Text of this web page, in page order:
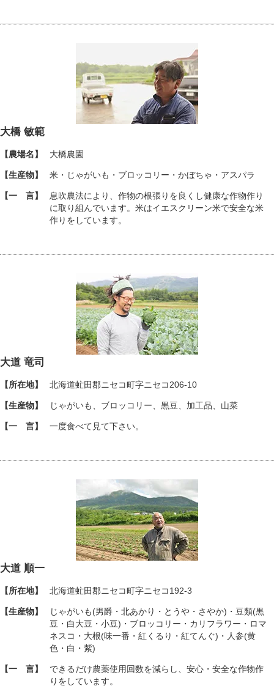
大橋 敏範
【農場名】 大橋農園
【生産物】 米・じゃがいも・ブロッコリー・かぼちゃ・アスパラ
【一 言】
息吹農法により、作物の根張りを良くし健康な作物作り
に取り組んでいます。米はイエスクリーン米で安全な米
作りをしています。
大道 竜司
【所在地】 北海道虻田郡ニセコ町字ニセコ206-10
【生産物】 じゃがいも、ブロッコリー、黒豆、加工品、山菜
【一 言】 一度食べて見て下さい。
大道 順一
【所在地】 北海道虻田郡ニセコ町字ニセコ192-3
【生産物】
じゃがいも(男爵・北あかり・とうや・さやか)・豆類(黒
豆・白大豆・小豆)・ブロッコリー・カリフラワー・ロマ
ネスコ・大根(味一番・紅くるり・紅てんぐ)・人参(黄
色・白・紫)
【一 言】
できるだけ農薬使用回数を減らし、安心・安全な作物作
りをしています。